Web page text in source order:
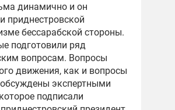
динамично и он
приднестровской
бессарабской стороны.
подготовили ряд
вопросам. Вопросы
движения, как и вопросы
экспертными
подписали